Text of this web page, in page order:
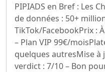
PIPIADS en Bref : Les
de données : 50+
TikTok/FacebookPrix :
– Plan VIP 99€/
quelques autresMise
verdict : 7/10 – Bon